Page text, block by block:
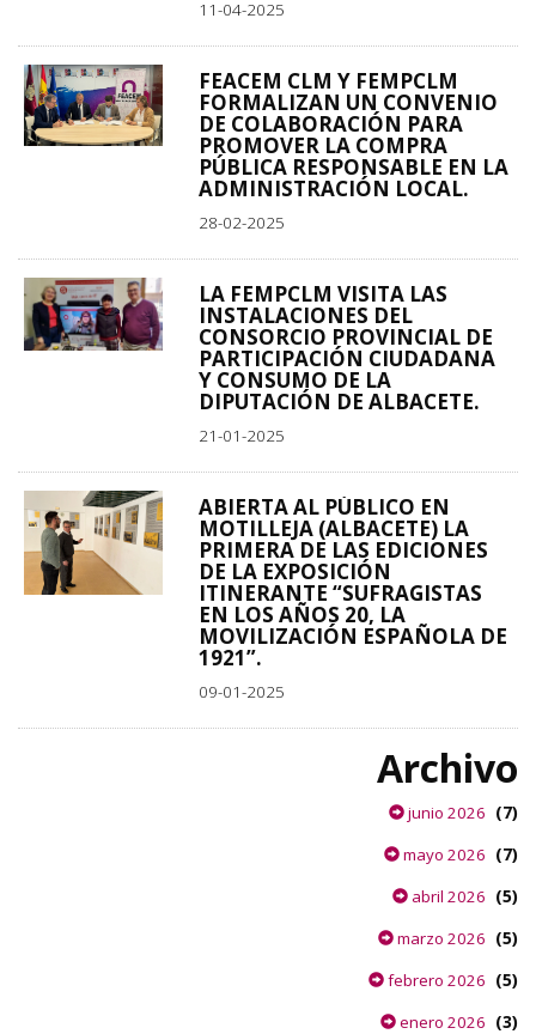
11-04-2025
FEACEM CLM Y FEMPCLM
FORMALIZAN UN CONVENIO
DE COLABORACIÓN PARA
PROMOVER LA COMPRA
PÚBLICA RESPONSABLE EN LA
ADMINISTRACIÓN LOCAL.
28-02-2025
LA FEMPCLM VISITA LAS
INSTALACIONES DEL
CONSORCIO PROVINCIAL DE
PARTICIPACIÓN CIUDADANA
Y CONSUMO DE LA
DIPUTACIÓN DE ALBACETE.
21-01-2025
ABIERTA AL PÚBLICO EN
MOTILLEJA (ALBACETE) LA
PRIMERA DE LAS EDICIONES
DE LA EXPOSICIÓN
ITINERANTE “SUFRAGISTAS
EN LOS AÑOS 20, LA
MOVILIZACIÓN ESPAÑOLA DE
1921”.
09-01-2025
Archivo
junio 2026 (7)
mayo 2026 (7)
abril 2026 (5)
marzo 2026 (5)
febrero 2026 (5)
enero 2026 (3)